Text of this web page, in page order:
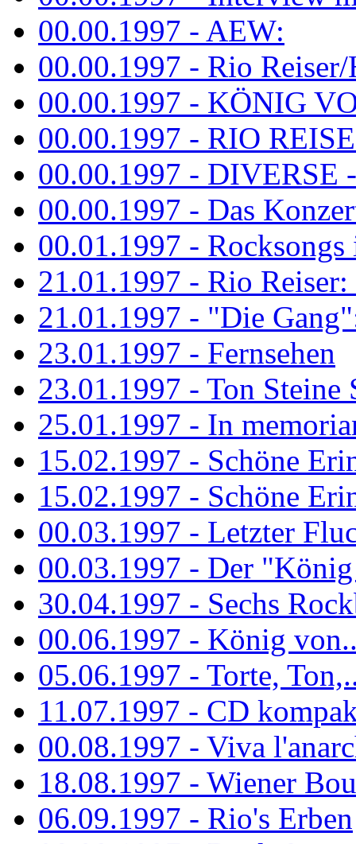
00.00.1997 - AEW:
00.00.1997 - Rio Reiser/
00.00.1997 - KÖNIG
00.00.1997 - RIO
00.00.1997 - DIVERSE
00.00.1997 - Das
00.01.1997 -
21.01.1997 - Rio
21.01.1997 - "Die
23.01.1997 - Fernsehen
23.01.1997 - Ton Steine
25.01.1997 - In
15.02.1997 - Schöne
15.02.1997 - Schöne
00.03.1997 - Letzter
00.03.1997 - Der
30.04.1997 - Sechs
00.06.1997 - König
05.06.1997 - Torte,
11.07.1997 - CD
00.08.1997 - Viva
18.08.1997 - Wiener
06.09.1997 - Rio's Erben